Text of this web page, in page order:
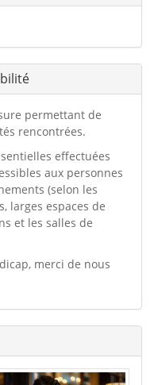
permettant de
rencontrées.
effectuées
aux personnes
(selon les
larges espaces de
et les salles de
merci de nous